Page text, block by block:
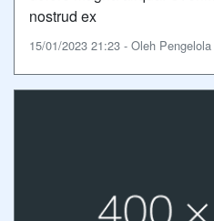
nostrud ex
15/01/2023 21:23 - Oleh